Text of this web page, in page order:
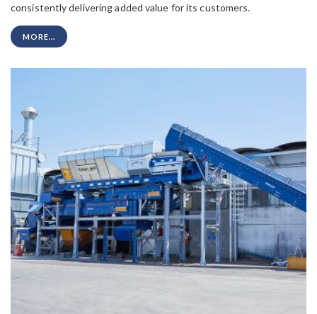
consistently delivering added value for its customers.
MORE...